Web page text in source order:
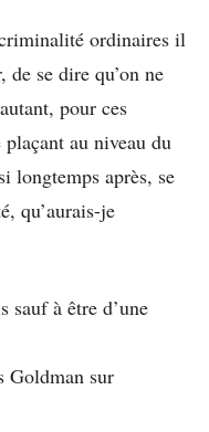
ordinaires il
de se dire qu’on ne
pour ces
au niveau du
longtemps après, se
qu’aurais-je
sauf à être d’une
Goldman sur